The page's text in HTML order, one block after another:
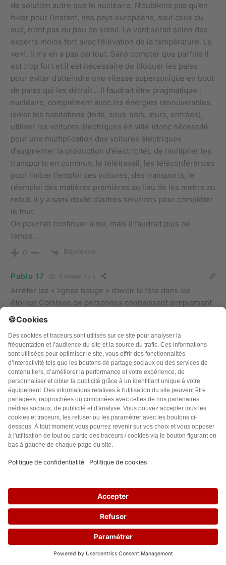
de solution autre que le nucléaire. N’oublions pas qu’en
hiver pour l’instant, nos pays européens, sauf ceux du
sud, n’ont pas ou peu de soleil. Le vent serait selon des
experts moins fort avec l’élévation de la température. Le
vent, il n’y en a pas partout. Sans compter que parfois il
est trop fort et il est nécessaire de bloquer les pales
pour éviter d’atteindre une vitesse supersonique en bout
de pales qui les détruit… Il faudrait être pragmatique :
nucléaire, complément avec les énergies renouvelables,
isoler les habitations (toits, sous-sols, murs, entrées),
utiliser les voitures électriques en ville (donc nécessité
pour une multiplication des voitures électriques
d’augmenter la production d’électricité), de multiplier les
transports en commun, le télétravail, les téléconférences
pour limiter l’emploi des voitures, des transports, le
réemploi des matières premières au lieu de les mettre au
rebut. Il y a sans doute d’autres solutions pour compléter
le tout.
On pourrait continuer ainsi, mais il faudrait plus de
temps…
0 Répondre
Pablo 17 3 années il y a
Arrêter les « lignes bouge » d’avoir la tête dans les
étoiles! Combien de personnes connaissent simplement
la différence entre le kilowatt, et le kilowatt heure. et
Je me demande comment vous gagnez votre vie?
Nouveau gourou, arnaqueur, influenceur?
0 Répondre
Peter 3 années il y a
Bonjour
Je suis désolé mais l Allemagne utilise du charbon
aujourd hui pour s en sortir ( gaz russe HS)
Hydrogène a partir de l eau nous en manquons produire
de l énergie renouvelable pour diminuer ressourcé en
mail de stockage dans le cloud combien de centrales en
moins. 10 20 plus ???
1 Répondre
Baime